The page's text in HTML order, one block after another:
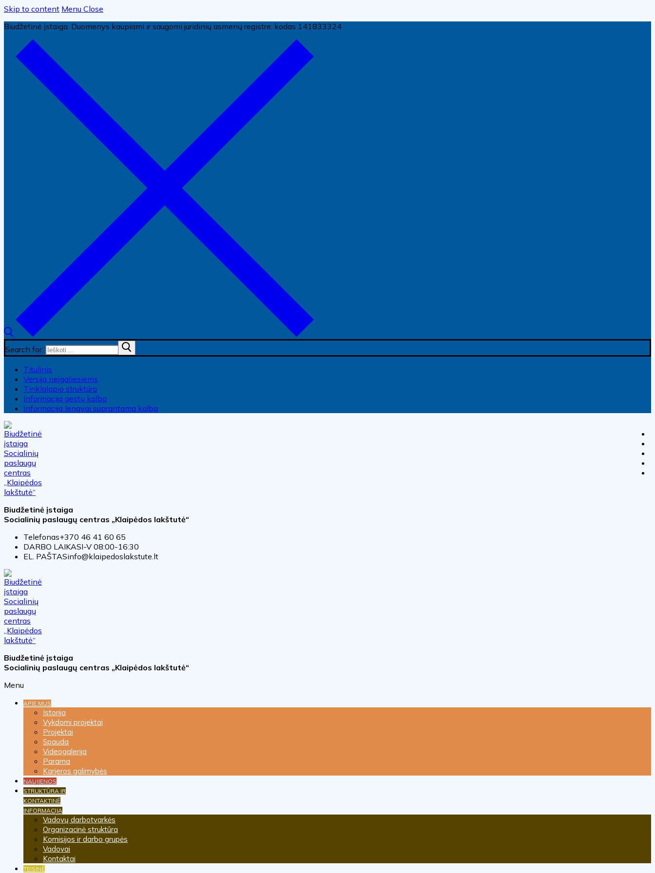
Skip to content Menu Close
Biudžetinė įstaiga. Duomenys kaupiami ir saugomi juridinių asmenų registre, kodas 141833324
Search for:
Titulinis
Versija neįgaliesiems
Tinklalapio struktūra
Informacija gestų kalba
Informacija lengvai suprantama kalba
Biudžetinė įstaiga
Socialinių paslaugų centras „Klaipėdos lakštutė“
Telefonas+370 46 41 60 65
DARBO LAIKASI-V 08:00-16:30
EL. PAŠTASinfo@klaipedoslakstute.lt
Biudžetinė įstaiga
Socialinių paslaugų centras „Klaipėdos lakštutė“
Menu
APIE MUS
Istorija
Vykdomi projektai
Projektai
Spauda
Videogalerija
Parama
Karjeros galimybės
NAUJIENOS
STRUKTŪRA IR
KONTAKTINĖ
INFORMACIJA
Vadovų darbotvarkės
Organizacinė struktūra
Komisijos ir darbo grupės
Vadovai
Kontaktai
TEISINĖ